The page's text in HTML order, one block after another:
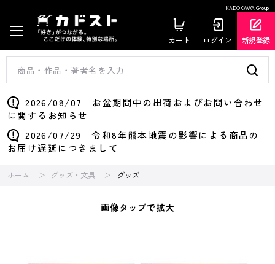
KADOKAWA Group
カート ログイン 新規登録
2026/08/07 お盆期間中の出荷およびお問い合わせ
に関するお知らせ
2026/07/29 令和8年熊本地震の影響による商品の
お届け遅延につきまして
ホーム グッズ・文具 グッズ
画像タップで拡大